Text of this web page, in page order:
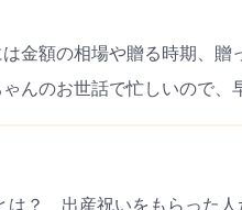
金額の相場や贈る時期、贈
んのお世話で忙しいので、
は？ 出産祝いをもらった人